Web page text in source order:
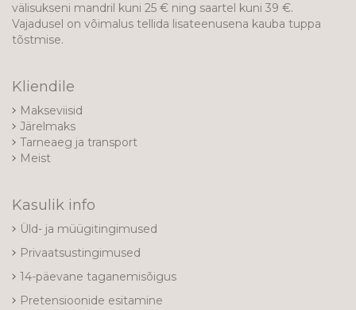
välisukseni mandril kuni 25 € ning saartel kuni 39 €.
Vajadusel on võimalus tellida lisateenusena kauba tuppa
tõstmise.
Kliendile
Makseviisid
Järelmaks
Tarneaeg ja transport
Meist
Kasulik info
Üld- ja müügitingimused
Privaatsustingimused
14-päevane taganemisõigus
Pretensioonide esitamine